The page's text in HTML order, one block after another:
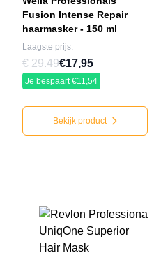
Fusion Intense Repair
haarmasker - 150 ml
Laagste prijs:
€ 29.49€17,95
Je bespaart €11,54
Bekijk product